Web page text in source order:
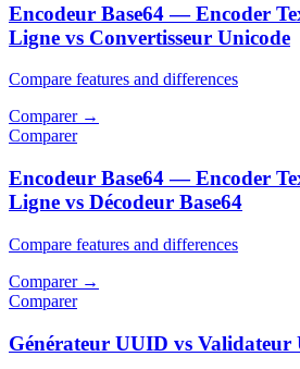
Encodeur Base64 — Encoder
Ligne vs Convertisseur Unicode
Compare features and differences
Comparer→
Comparer
Encodeur Base64 — Encoder
Ligne vs Décodeur Base64
Compare features and differences
Comparer→
Comparer
Générateur UUID vs Validateur